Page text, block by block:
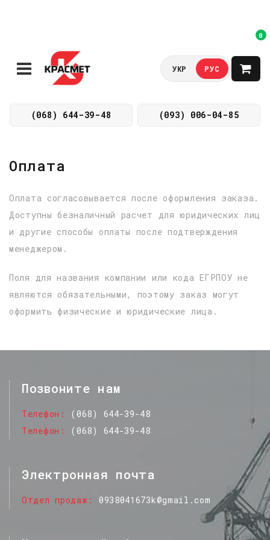
(068) 644-39-48 (093) 006-04-85
УКР РУС
0
Оплата
Оплата согласовывается после оформления заказа.
Доступны безналичный расчет для юридических лиц
и другие способы оплаты после подтверждения
менеджером.
Поля для названия компании или кода ЕГРПОУ не
являются обязательными, поэтому заказ могут
оформить физические и юридические лица.
Позвоните нам
Телефон
(068) 644-39-48
Телефон
(068) 644-39-48
Электронная почта
Отдел продаж 0938041673k@gmail.com